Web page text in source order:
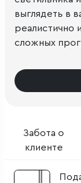
Забота о
клиенте
выглядеть в
реалистично
сложных